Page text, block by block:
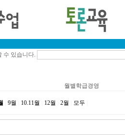
수 있습니다.
월별학급경영
9월 10.11월 12월 2월 모두